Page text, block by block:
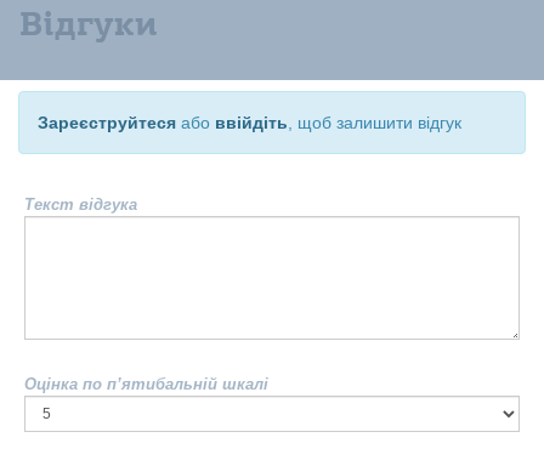
Відгуки
Зареєструйтеся або ввійдіть , щоб залишити відгук
Текст відгука
Оцінка по п’ятибальній шкалі